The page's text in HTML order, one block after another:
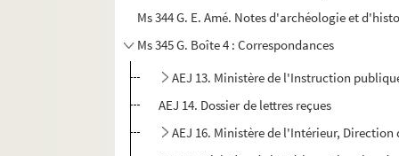
Ms 344 G. E. Amé. Notes d'archéologie et
Ms 345 G. Boîte 4 : Correspondances
AEJ 13. Ministère de l'Instruction
AEJ 14. Dossier de lettres reçues
AEJ 16. Ministère de l'Intérieur,